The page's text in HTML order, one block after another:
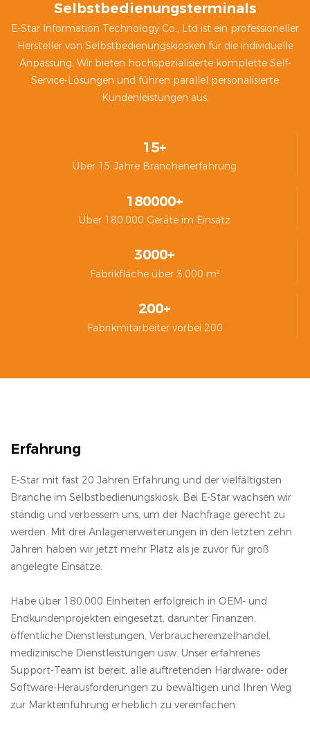
Selbstbedienungsterminals
E-Star Information Technology Co., Ltd ist ein professioneller
Hersteller von Selbstbedienungskiosken für die individuelle
Anpassung. Wir bieten hochspezialisierte komplette Self-
Service-Lösungen und führen parallel personalisierte
Kundenleistungen aus.
15+
Über 15 Jahre Branchenerfahrung
180000+
Über 180.000 Geräte im Einsatz
3000+
Fabrikfläche über 3.000 m²
200+
Fabrikmitarbeiter vorbei 200
Erfahrung
E-Star mit fast 20 Jahren Erfahrung und der vielfältigsten
Branche im Selbstbedienungskiosk. Bei E-Star wachsen wir
ständig und verbessern uns, um der Nachfrage gerecht zu
werden. Mit drei Anlagenerweiterungen in den letzten zehn
Jahren haben wir jetzt mehr Platz als je zuvor für groß
angelegte Einsätze.
Habe über 180.000 Einheiten erfolgreich in OEM- und
Endkundenprojekten eingesetzt, darunter Finanzen,
öffentliche Dienstleistungen, Verbrauchereinzelhandel,
medizinische Dienstleistungen usw. Unser erfahrenes
Support-Team ist bereit, alle auftretenden Hardware- oder
Software-Herausforderungen zu bewältigen und Ihren Weg
zur Markteinführung erheblich zu vereinfachen.